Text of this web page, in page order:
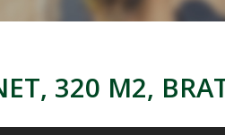
320 M2,